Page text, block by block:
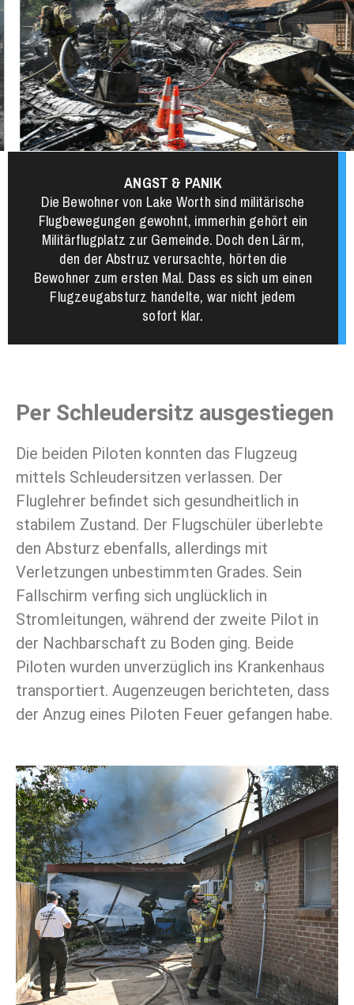
ANGST & PANIK
Die Bewohner von Lake Worth sind militärische
Flugbewegungen gewohnt, immerhin gehört ein
Militärflugplatz zur Gemeinde. Doch den Lärm,
den der Abstruz verursachte, hörten die
Bewohner zum ersten Mal. Dass es sich um einen
Flugzeugabsturz handelte, war nicht jedem
sofort klar.
Per Schleudersitz ausgestiegen
Die beiden Piloten konnten das Flugzeug
mittels Schleudersitzen verlassen. Der
Fluglehrer befindet sich gesundheitlich in
stabilem Zustand. Der Flugschüler überlebte
den Absturz ebenfalls, allerdings mit
Verletzungen unbestimmten Grades. Sein
Fallschirm verfing sich unglücklich in
Stromleitungen, während der zweite Pilot in
der Nachbarschaft zu Boden ging. Beide
Piloten wurden unverzüglich ins Krankenhaus
transportiert. Augenzeugen berichteten, dass
der Anzug eines Piloten Feuer gefangen habe.